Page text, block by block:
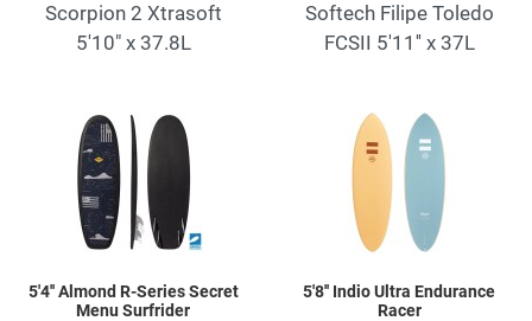
Scorpion 2 Xtrasoft
5'10" x 37.8L
Softech Filipe Toledo
FCSII 5'11'' x 37L
Add to Wishlist
5'4'' Almond R-Series Secret
Menu Surfrider
5'8'' Indio Ultra Endurance
Racer